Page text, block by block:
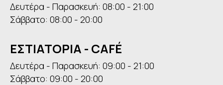
Δευτέρα - Παρασκευή: 08:00 - 21:00
Σάββατο: 08:00 - 20:00
ΕΣΤΙΑΤΟΡΙΑ - CAFÉ
Δευτέρα - Παρασκευή: 09:00 - 21:00
Σάββατο: 09:00 - 20:00